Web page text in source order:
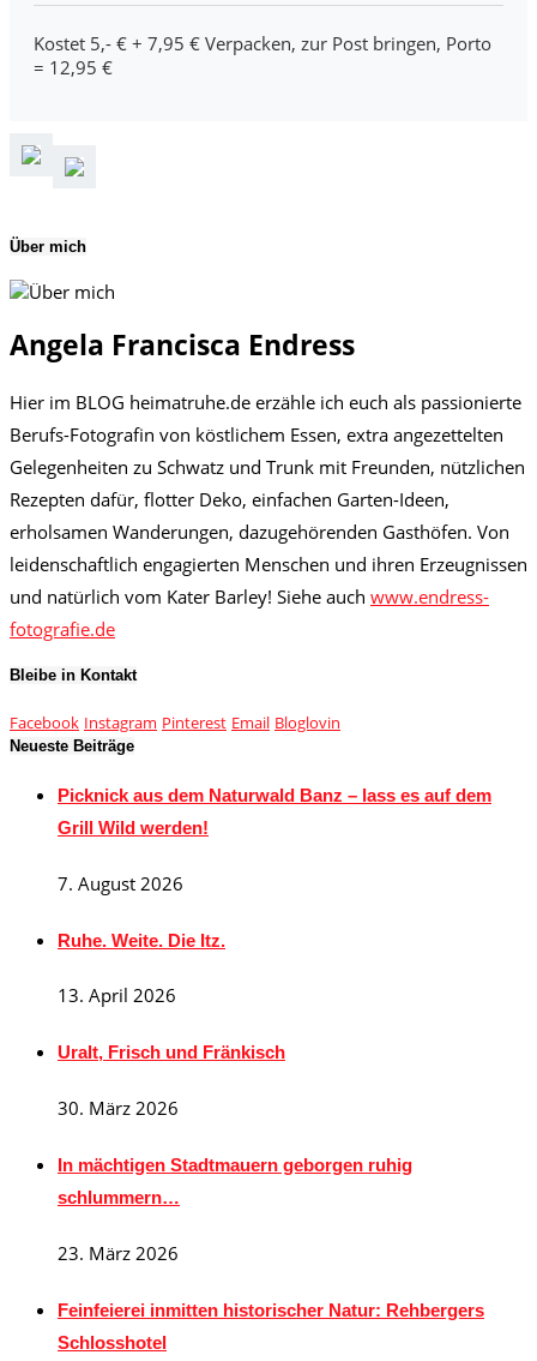
Kostet 5,- € + 7,95 € Verpacken, zur Post bringen, Porto
= 12,95 €
Über mich
Angela Francisca Endress
Hier im BLOG heimatruhe.de erzähle ich euch als passionierte
Berufs-Fotografin von köstlichem Essen, extra angezettelten
Gelegenheiten zu Schwatz und Trunk mit Freunden, nützlichen
Rezepten dafür, flotter Deko, einfachen Garten-Ideen,
erholsamen Wanderungen, dazugehörenden Gasthöfen. Von
leidenschaftlich engagierten Menschen und ihren Erzeugnissen
und natürlich vom Kater Barley! Siehe auch www.endress-
fotografie.de
Bleibe in Kontakt
Facebook Instagram Pinterest Email Bloglovin
Neueste Beiträge
Picknick aus dem Naturwald Banz – lass es auf dem
Grill Wild werden!
7. August 2026
Ruhe. Weite. Die Itz.
13. April 2026
Uralt, Frisch und Fränkisch
30. März 2026
In mächtigen Stadtmauern geborgen ruhig
schlummern…
23. März 2026
Feinfeierei inmitten historischer Natur: Rehbergers
Schlosshotel